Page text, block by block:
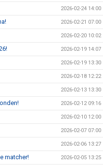
2026-02-24 14:00
2026-02-21 07:00
2026-02-20 10:02
2026-02-19 14:07
2026-02-19 13:30
2026-02-18 12:22
2026-02-13 13:30
2026-02-12 09:16
2026-02-10 12:00
2026-02-07 07:00
2026-02-06 13:27
matcher! 2026-02-05 13:25